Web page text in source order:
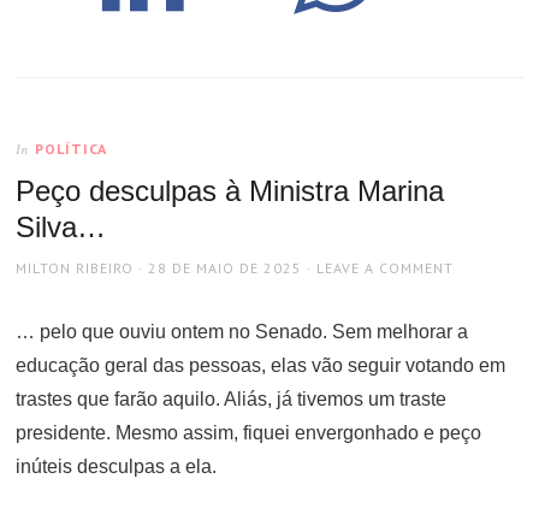
In POLÍTICA
Peço desculpas à Ministra Marina
Silva…
AUTHOR
MILTON RIBEIRO
POSTED
28 DE MAIO DE 2025 LEAVE A COMMENT
… pelo que ouviu ontem no Senado. Sem melhorar a
educação geral das pessoas, elas vão seguir votando em
trastes que farão aquilo. Aliás, já tivemos um traste
presidente. Mesmo assim, fiquei envergonhado e peço
inúteis desculpas a ela.